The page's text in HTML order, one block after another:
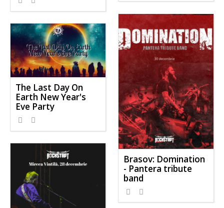
Brasov: Domination
- Pantera tribute
band
The Last Day On
Earth New Year's
Eve Party